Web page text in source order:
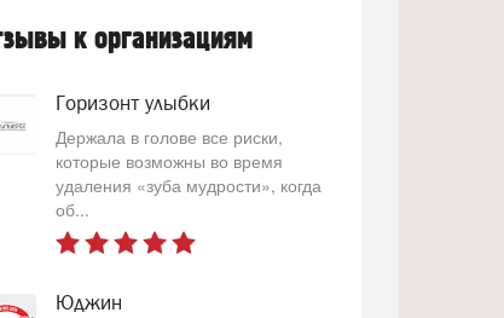
к организациям
Горизонт улыбки
Держала в голове все риски,
которые возможны во время
удаления «зуба мудрости», когда
об...
Юджин